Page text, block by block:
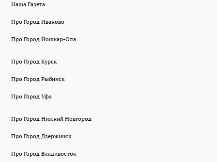
Наша Газета
Про Город Иваново
Про Город Йошкар-Ола
Про Город Курск
Про Город Рыбинск
Про Город Уфа
Про Город Нижний Новгород
Про Город Дзержинск
Про Город Владивосток